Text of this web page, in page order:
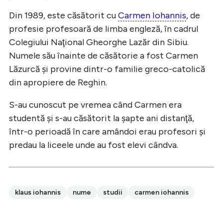
Din 1989, este căsătorit cuCarmen Iohannis, de
profesie profesoară de limba engleză, în cadrul
Colegiului Naţional Gheorghe Lazăr din Sibiu.
Numele său înainte de căsătorie a fost Carmen
Lăzurcă şi provine dintr-o familie greco-catolică
din apropiere de Reghin.
S-au cunoscut pe vremea când Carmen era
studentă şi s-au căsătorit la şapte ani distanţă,
într-o perioadă în care amândoi erau profesori şi
predau la liceele unde au fost elevi cândva.
klaus iohannis nume studii carmen iohannis